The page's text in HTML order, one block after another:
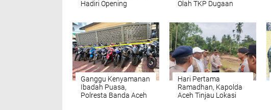
Hadiri Opening
2026
Olah TKP Dugaan
Ganggu Kenyamanan
Ibadah Puasa,
Polresta Banda Aceh
Hari Pertama
Ramadhan, Kapolda
Aceh Tinjau Lokasi